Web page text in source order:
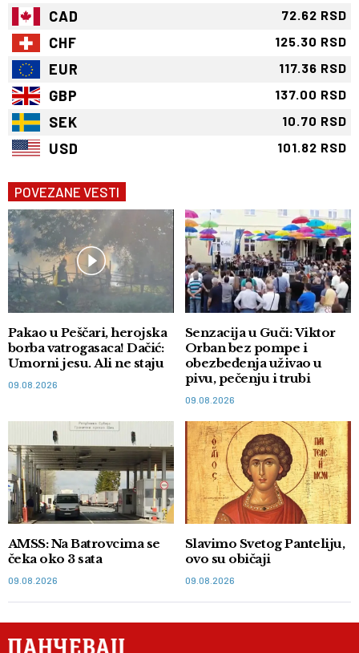
CAD 72.62 RSD
CHF 125.30 RSD
EUR 117.36 RSD
GBP 137.00 RSD
SEK 10.70 RSD
USD 101.82 RSD
POVEZANE VESTI
Pakao u Peščari, herojska
borba vatrogasaca! Dačić:
Umorni jesu. Ali ne staju
09.08.2026
Senzacija u Guči: Viktor
Orban bez pompe i
obezbeđenja uživao u
pivu, pečenju i trubi
09.08.2026
AMSS: Na Batrovcima se
čeka oko 3 sata
09.08.2026
Slavimo Svetog Panteliju,
ovo su običaji
09.08.2026